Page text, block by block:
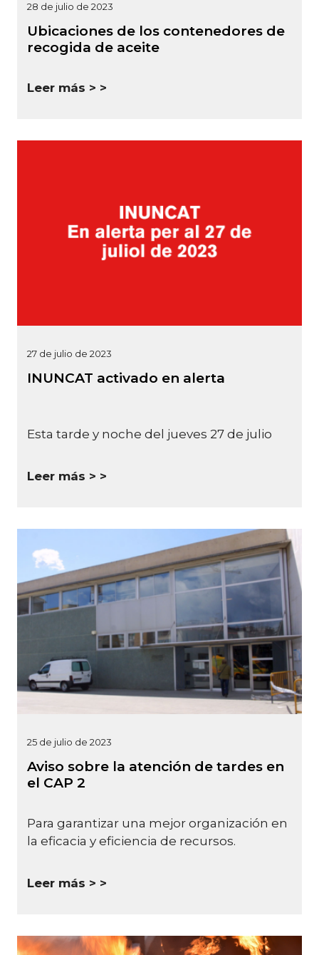
28 de julio de 2023
Ubicaciones de los contenedores de
recogida de aceite
Leer más >
27 de julio de 2023
INUNCAT activado en alerta
Esta tarde y noche del jueves 27 de julio
Leer más >
25 de julio de 2023
Aviso sobre la atención de tardes en
el CAP 2
Para garantizar una mejor organización en
la eficacia y eficiencia de recursos.
Leer más >